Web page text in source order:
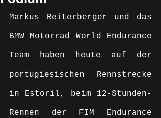
Markus Reiterberger und das
BMW Motorrad World Endurance
Team haben heute auf der
portugiesischen Rennstrecke
in Estoril, beim 12-Stunden-
Rennen der FIM Endurance